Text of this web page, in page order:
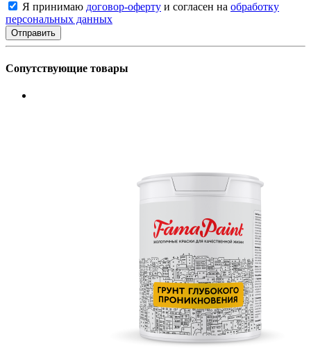
Я принимаю договор-оферту и согласен на обработку
персональных данных
Сопутствующие товары